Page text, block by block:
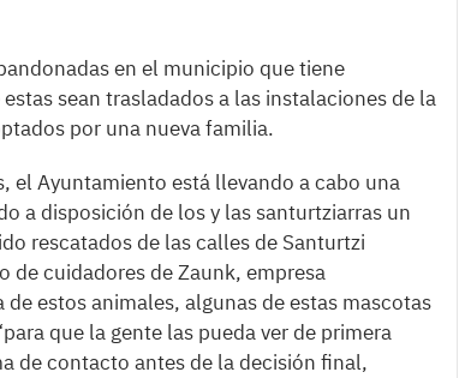
en el municipio que tiene
sean trasladados a las instalaciones de la
por una nueva familia.
el Ayuntamiento está llevando a cabo una
a disposición de los y las santurtziarras un
rescatados de las calles de Santurtzi
de cuidadores de Zaunk, empresa
estos animales, algunas de estas mascotas
que la gente las pueda ver de primera
de contacto antes de la decisión final,